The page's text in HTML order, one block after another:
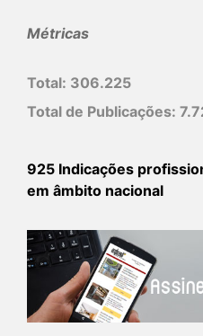
Métricas
Total: 306.225
Total de Publicações:
925 Indicações
em âmbito nacional